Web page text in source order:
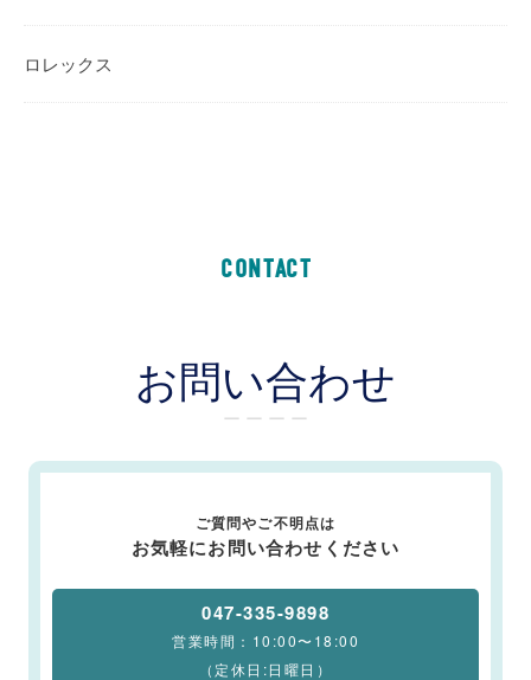
ロレックス
CONTACT
お問い合わせ
ー ー ー ー
ご質問やご不明点は
お気軽にお問い合わせください
047-335-9898
営業時間：10:00〜18:00
（定休日:日曜日）